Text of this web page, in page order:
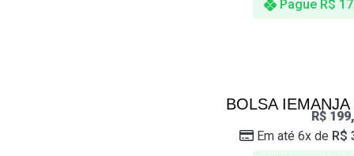
Pague R$
BOLSA
R$
Em até 6x de R$